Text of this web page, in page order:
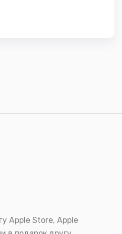
Apple Store, Apple